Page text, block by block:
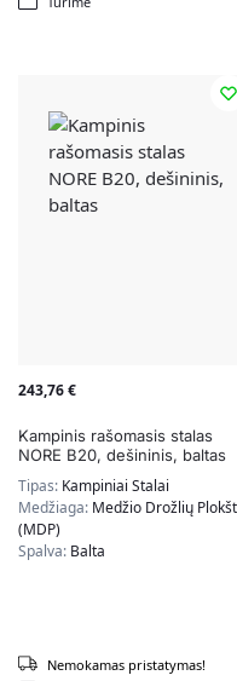
243,76€
Kampinis rašomasis stalas
NORE B20, dešininis, baltas
Tipas: Kampiniai Stalai
Medžiaga: Medžio Drožlių
(MDP)
Spalva: Balta
Nemokamas pristatymas!